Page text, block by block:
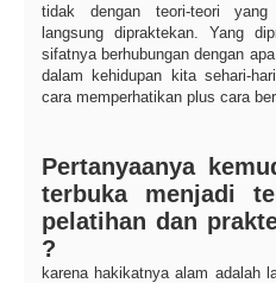
tidak dengan teori-teori
langsung dipraktekan. Yang
sifatnya berhubungan dengan
dalam kehidupan kita sehari-
cara memperhatikan plus cara
Pertanyaanya
terbuka menjadi
pelatihan dan
?
karena hakikatnya alam adalah